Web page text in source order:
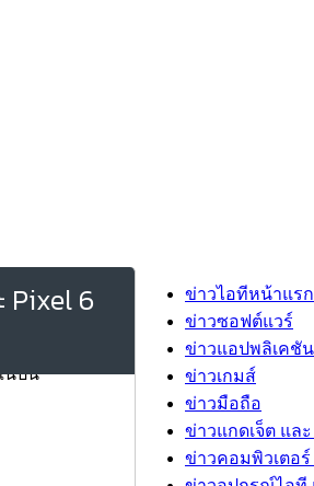
Pixel 6
ข่าวไอทีหน้าแรก
ข่าวซอฟต์แวร์
ข่าวแอปพลิเคชัน
ข่าวเกมส์
ข่าวมือถือ
ข่าวแกดเจ็ต แล
ข่าวคอมพิวเตอ